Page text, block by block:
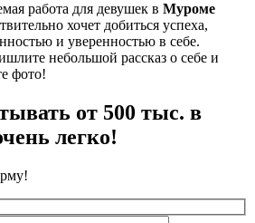
работа для девушек в Муроме
хочет добиться успеха,
и уверенностью в себе.
небольшой рассказ о себе и
фото!
от 500 тыс. в
легко!